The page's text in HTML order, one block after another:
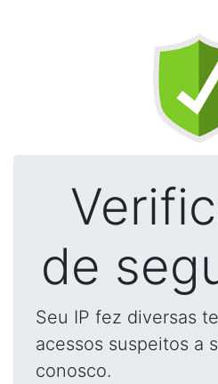
de
Seu IP fez diversas
acessos suspeitos a
conosco.